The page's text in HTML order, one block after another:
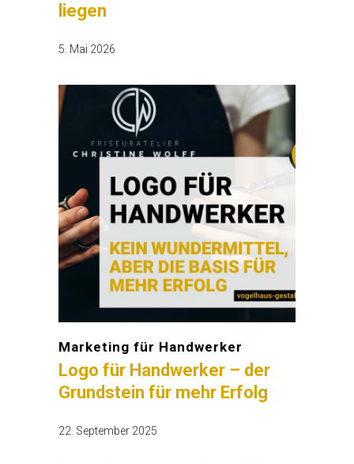
liegen
5. Mai 2026
Marketing für Handwerker
Logo für Handwerker – der
Grundstein für mehr Erfolg
22. September 2025